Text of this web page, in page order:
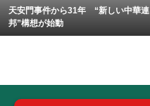
天安門事件から31年 “新しい中華連
邦”構想が始動